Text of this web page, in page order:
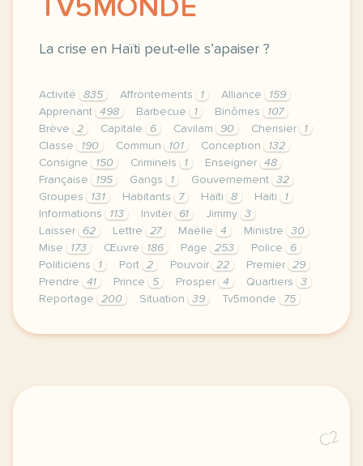
TV5MONDE
La crise en Haïti peut-elle s’apaiser ?
Activité 835 Affrontements 1 Alliance
159
Apprenant
498 Barbecue 1 Binômes
107
Brève
2 Capitale 6 Cavilam 90 Cherisier
1
Classe
190 Commun 101 Conception
132
Consigne
150 Criminels 1 Enseigner
48
Française
195 Gangs 1 Gouvernement
32
Groupes
131 Habitants 7 Haïti 8 Haiti
1
Informations
113 Inviter 61 Jimmy
3
Laisser
62 Lettre 27 Maëlle 4 Ministre
30
Mise
173 Œuvre 186 Page 253 Police
6
Politiciens
1 Port 2 Pouvoir 22 Premier
29
Prendre
41 Prince 5 Prosper 4 Quartiers
3
Reportage
200 Situation 39 Tv5monde 75
le respect de votre vie privee est une priorite
C2